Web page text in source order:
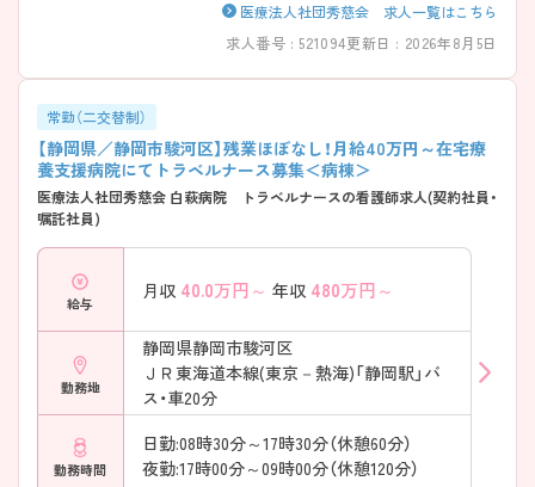
医療法人社団秀慈会 求人一覧はこちら
求人番号 : 521094更新日 : 2026年8月5日
常勤（二交替制）
【静岡県／静岡市駿河区】残業ほぼなし！月給40万円～在宅療
養支援病院にてトラベルナース募集＜病棟＞
医療法人社団秀慈会 白萩病院 トラベルナースの看護師求人(契約社員・
嘱託社員)
給与
月収 40.0万円～ 年収 480万円～
勤務地
静岡県静岡市駿河区
ＪＲ東海道本線(東京－熱海)「静岡駅」バ
ス・車20分
勤務時間
日勤:08時30分～17時30分（休憩60分）
夜勤:17時00分～09時00分（休憩120分）